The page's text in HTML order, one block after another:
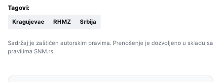
Tagovi:
Kragujevac RHMZ Srbija
Sadržaj je zaštićen autorskim pravima. Prenošenje je dozvoljeno u skladu sa
pravilima SNM.rs.